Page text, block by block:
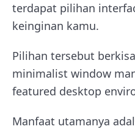
terdapat pilihan
keinginan kamu.
Pilihan tersebut
minimalist window
featured desktop
Manfaat utamanya